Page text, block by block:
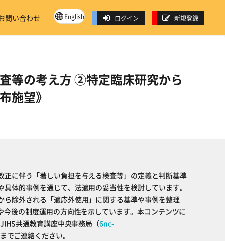
問い合わせ English ログイン 新規登録
等の考え方 ②特定臨床研究から
施望》
に伴う「著しい負担を与える検査等」の定義と判断基準
体的事例を通じて、法適用の妥当性を検討しています。
除外される「適応外使用」に関する基準や事例を整理
今後の制度運用の方向性を示しています。本コンテンツに
共通教育講座中央事務局（6nc-
でご連絡ください。